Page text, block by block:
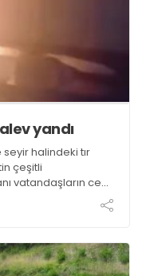
yandı
halindeki tır
çeşitli
vatandaşların cep